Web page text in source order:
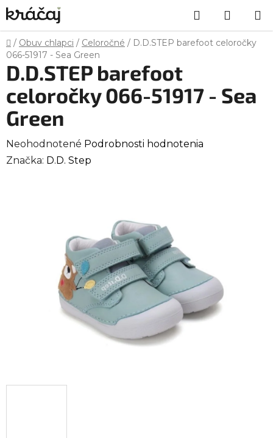
Prejsť
na
obsah
Hľadať
KOŠÍK
Domov
/ Obuv chlapci / Celoročné / D.D.STEP barefoot celoročky
066-51917 - Sea Green
D.D.STEP barefoot
celoročky 066-51917 - Sea
Green
Priemerné
hodnotenie
Neohodnotené Podrobnosti hodnotenia
Značka: D.D. Step